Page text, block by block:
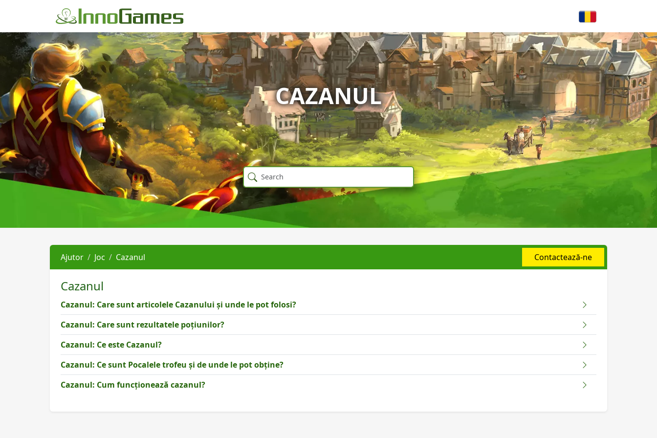
CAZANUL
Ajutor Joc Cazanul Contactează-ne
Cazanul
Cazanul: Care sunt articolele Cazanului și unde le pot folosi?
Cazanul: Care sunt rezultatele poțiunilor?
Cazanul: Ce este Cazanul?
Cazanul: Ce sunt Pocalele trofeu și de unde le pot obține?
Cazanul: Cum funcționează cazanul?